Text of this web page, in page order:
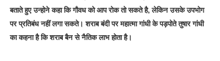
बताते हुए उन्होने कहा कि गौवध को आप रोक तो सकते है, लेकिन उसके उपभोग
पर प्रतिबंध नहीं लगा सकते। शराब बंदी पर महात्मा गांधी के पड़पोते तुषार गांधी
का कहना है कि शराब बैन से नैतिक लाभ होता है।